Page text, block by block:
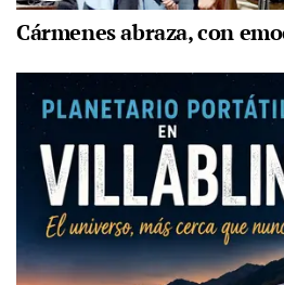
Cármenes abraza, con